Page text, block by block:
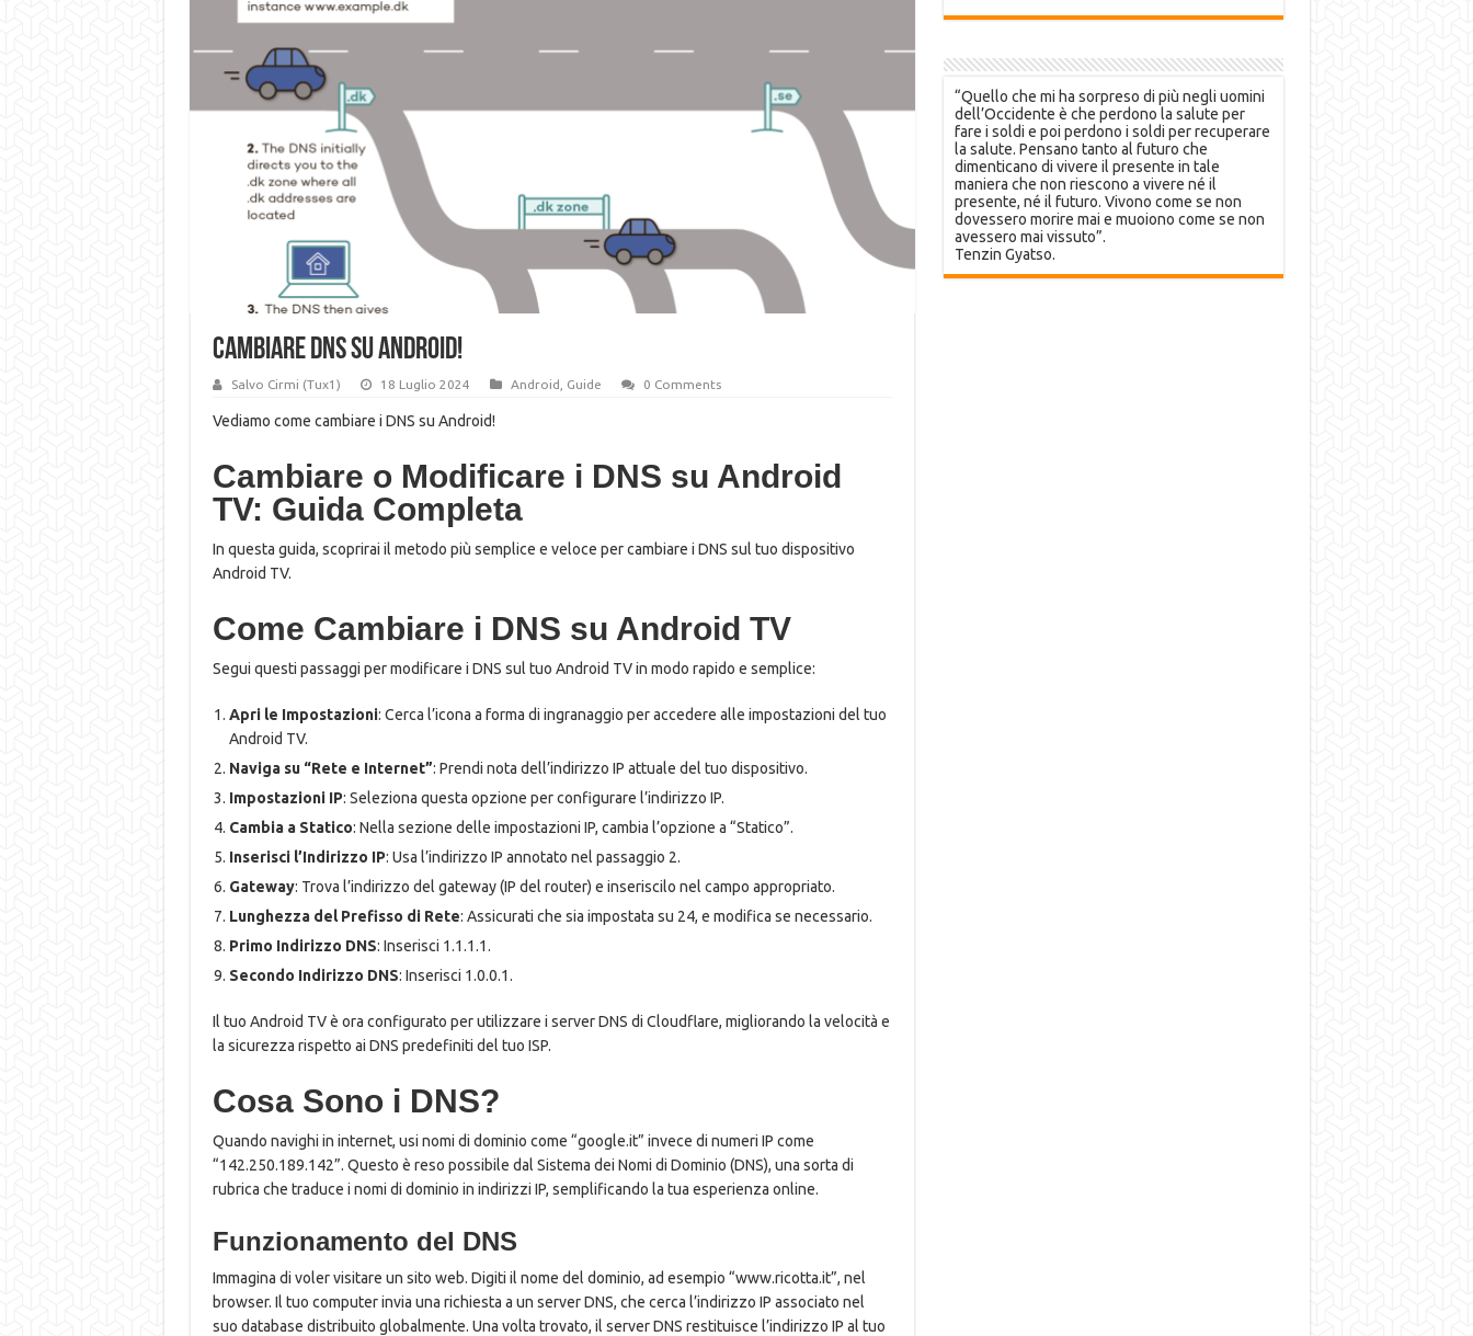
Cambiare DNS su ANDROID!
Salvo Cirmi (Tux1) 18 Luglio 2024 Android Guide 0 Comments
Vediamo come cambiare i DNS su Android!
Cambiare o Modificare i DNS su Android
TV: Guida Completa
In questa guida, scoprirai il metodo più semplice e veloce per cambiare i DNS sul tuo dispositivo
Android TV.
Come Cambiare i DNS su Android TV
Segui questi passaggi per modificare i DNS sul tuo Android TV in modo rapido e semplice:
Apri le Impostazioni: Cerca l’icona a forma di ingranaggio per accedere alle impostazioni del tuo
Android TV.
Naviga su “Rete e Internet”: Prendi nota dell’indirizzo IP attuale del tuo dispositivo.
Impostazioni IP: Seleziona questa opzione per configurare l’indirizzo IP.
Cambia a Statico: Nella sezione delle impostazioni IP, cambia l’opzione a “Statico”.
Inserisci l’Indirizzo IP: Usa l’indirizzo IP annotato nel passaggio 2.
Gateway: Trova l’indirizzo del gateway (IP del router) e inseriscilo nel campo appropriato.
Lunghezza del Prefisso di Rete: Assicurati che sia impostata su 24, e modifica se necessario.
Primo Indirizzo DNS: Inserisci 1.1.1.1.
Secondo Indirizzo DNS: Inserisci 1.0.0.1.
Il tuo Android TV è ora configurato per utilizzare i server DNS di Cloudflare, migliorando la velocità e
la sicurezza rispetto ai DNS predefiniti del tuo ISP.
Cosa Sono i DNS?
Quando navighi in internet, usi nomi di dominio come “google.it” invece di numeri IP come
“142.250.189.142”. Questo è reso possibile dal Sistema dei Nomi di Dominio (DNS), una sorta di
rubrica che traduce i nomi di dominio in indirizzi IP, semplificando la tua esperienza online.
Funzionamento del DNS
Immagina di voler visitare un sito web. Digiti il nome del dominio, ad esempio “www.ricotta.it”, nel
browser. Il tuo computer invia una richiesta a un server DNS, che cerca l’indirizzo IP associato nel
suo database distribuito globalmente. Una volta trovato, il server DNS restituisce l’indirizzo IP al tuo
“Quello che mi ha sorpreso di più negli uomini
dell’Occidente è che perdono la salute per
fare i soldi e poi perdono i soldi per recuperare
la salute. Pensano tanto al futuro che
dimenticano di vivere il presente in tale
maniera che non riescono a vivere né il
presente, né il futuro. Vivono come se non
dovessero morire mai e muoiono come se non
avessero mai vissuto”.
Tenzin Gyatso.